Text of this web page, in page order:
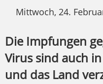
Mittwoch, 24.
Die Impfungen
Virus sind auch
und das Land